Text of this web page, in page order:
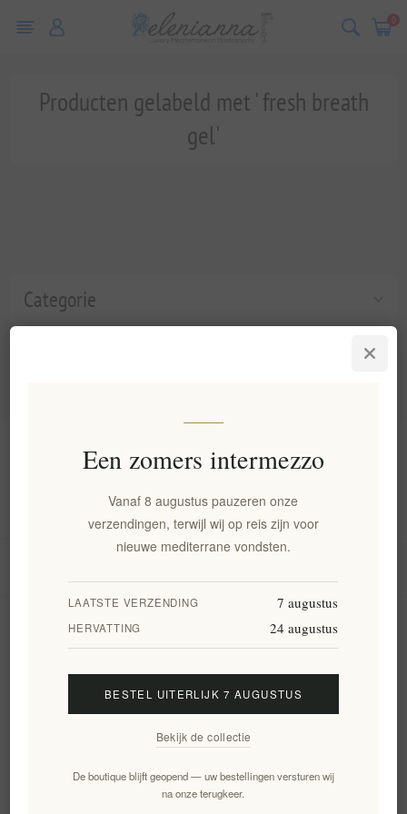
0
Categorie
Producten gelabeld met ' fresh breath
gel'
Informatie
Mijn account
Aanmelden Opzeggen
Een zomers intermezzo
Vanaf 8 augustus pauzeren onze
verzendingen, terwijl wij op reis zijn voor
nieuwe mediterrane vondsten.
LAATSTE VERZENDING 7 augustus
HERVATTING 24 augustus
BESTEL UITERLIJK 7 AUGUSTUS
Bekijk de collectie
De boutique blijft geopend — uw bestellingen versturen wij
na onze terugkeer.